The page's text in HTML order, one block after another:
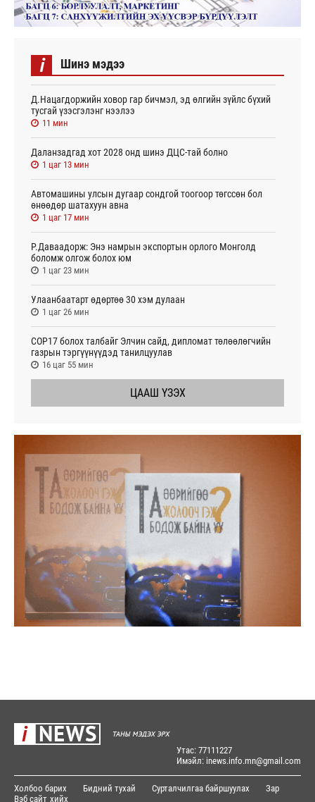
i Шинэ мэдээ
Д.Нацагдоржийн ховор гар бичмэл, эд өлгийн зүйлс бүхий
тусгай үзэсгэлэнг нээлээ
11 мин
Даланзадгад хот 2028 онд шинэ ДЦС-тай болно
1 цаг 13 мин
Автомашины улсын дугаар сондгой тоогоор төгссөн бол
өнөөдөр шатахуун авна
1 цаг 17 мин
Р.Даваадорж: Энэ намрын экспортын орлого Монголд
боломж олгож болох юм
1 цаг 23 мин
Улаанбаатарт өдөртөө 30 хэм дулаан
1 цаг 26 мин
СОР17 болох талбайг Элчин сайд, дипломат төлөөлөгчийн
газрын тэргүүнүүдэд танилцуулав
16 цаг 55 мин
ЦААШ ҮЗЭХ
Утас: 77111227
Имэйл: inews.info.mn@gmail.com
Холбоо барих Бидний тухай Сурталчилгаа байршуулах
Зар
Вэб сайт хийх